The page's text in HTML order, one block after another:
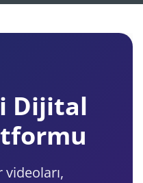
Dijital
videoları,